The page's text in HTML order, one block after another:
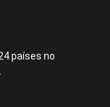
países no